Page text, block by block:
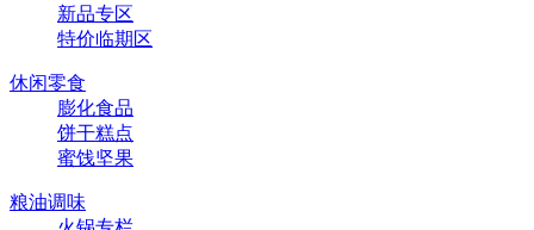
新品专区
特价临期区
休闲零食
膨化食品
饼干糕点
蜜饯坚果
粮油调味